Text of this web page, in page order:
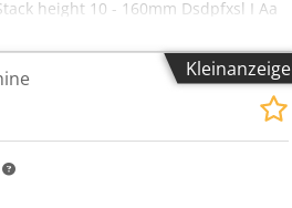
height 10 - 160mm Dsdpfxsl I Aa
- Can be inspect On Stock
Kleinanzeige